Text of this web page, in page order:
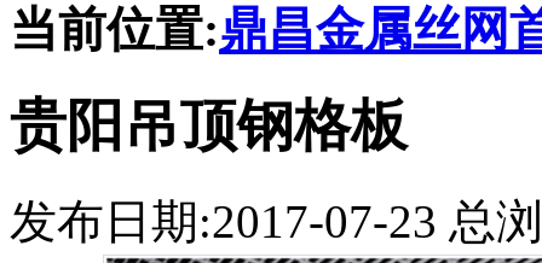
当前位置:鼎昌金属丝网
贵阳吊顶钢格板
发布日期:2017-07-23 总